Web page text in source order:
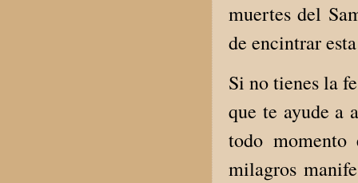
muertes del
de encintrar
Si no tienes la
que te ayude a
todo momento
milagros